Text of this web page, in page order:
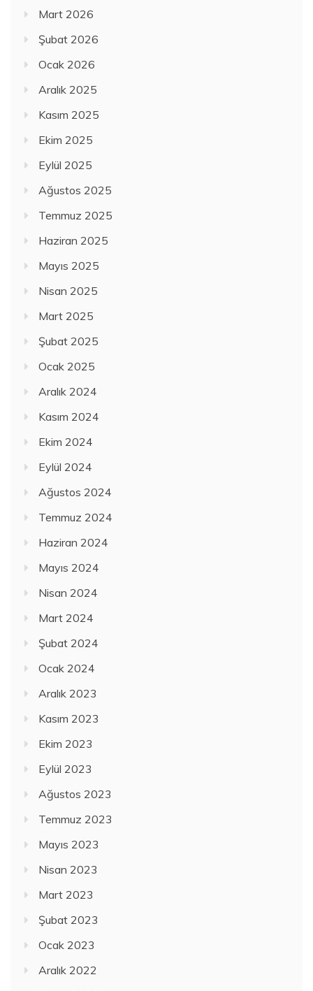
Mart 2026
Şubat 2026
Ocak 2026
Aralık 2025
Kasım 2025
Ekim 2025
Eylül 2025
Ağustos 2025
Temmuz 2025
Haziran 2025
Mayıs 2025
Nisan 2025
Mart 2025
Şubat 2025
Ocak 2025
Aralık 2024
Kasım 2024
Ekim 2024
Eylül 2024
Ağustos 2024
Temmuz 2024
Haziran 2024
Mayıs 2024
Nisan 2024
Mart 2024
Şubat 2024
Ocak 2024
Aralık 2023
Kasım 2023
Ekim 2023
Eylül 2023
Ağustos 2023
Temmuz 2023
Mayıs 2023
Nisan 2023
Mart 2023
Şubat 2023
Ocak 2023
Aralık 2022